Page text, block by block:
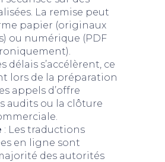
La remise peut
papier (originaux
ou numérique (PDF
délais s’accélèrent, ce
lors de la préparation
appels d’offre
audits ou la clôture
: Les traductions
en ligne sont
des autorités